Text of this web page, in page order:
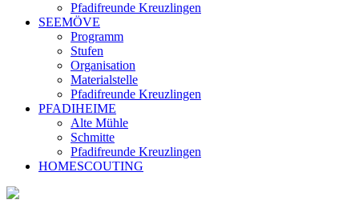
Pfadifreunde Kreuzlingen
SEEMÖVE
Programm
Stufen
Organisation
Materialstelle
Pfadifreunde Kreuzlingen
PFADIHEIME
Alte Mühle
Schmitte
Pfadifreunde Kreuzlingen
HOMESCOUTING